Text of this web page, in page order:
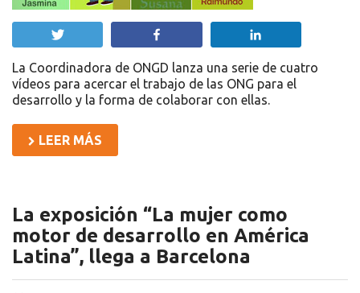
La Coordinadora de ONGD lanza una serie de cuatro
vídeos para acercar el trabajo de las ONG para el
desarrollo y la forma de colaborar con ellas.
LEER MÁS
La exposición “La mujer como
motor de desarrollo en América
Latina”, llega a Barcelona